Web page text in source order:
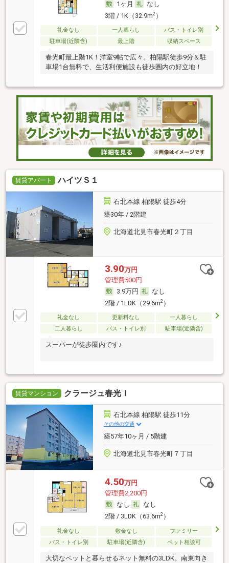
1ヶ月
なし
3階 / 1K（32.9m2）
礼金なし 一人暮らし
バス・トイレ別
駐車場(近隣含)
最上階 収納スペース
春光町最上階1K！洋室9帖で広々。柏陽駅徒歩9分＆駐
車場1台無料で、生活利便施設も徒歩圏内の好立地！
賃貸アパート ハイツＳ１
石北本線 柏陽駅 徒歩4分
築30年 / 2階建
北海道北見市春光町２丁目
3.90万円
管理費500円
3.9万円
なし
2階 / 1LDK（29.6m2）
礼金なし 更新料なし
一人暮らし
二人暮らし
バス・トイレ別 駐車場(近隣含)
スーパーが徒歩圏内です♪
賃貸マンション クラージュ春光Ｉ
石北本線 柏陽駅 徒歩11分
その他の交通
築57年10ヶ月 / 5階建
北海道北見市春光町７丁目
4.50万円
管理費2,200円
なし
なし
2階 / 3LDK（63.6m2）
礼金なし 敷金なし
ファミリー
バス・トイレ別
駐車場(近隣含) ペット相談可
大切なペットと暮らせるネット無料の3LDK。南東向き